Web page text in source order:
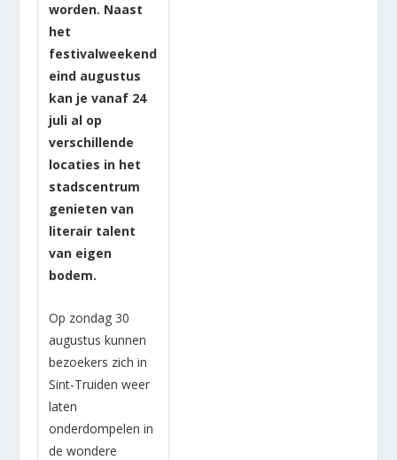
worden. Naast
het
festivalweekend
eind augustus
kan je vanaf 24
juli al op
verschillende
locaties in het
stadscentrum
genieten van
literair talent
van eigen
bodem.
Op zondag 30
augustus kunnen
bezoekers zich in
Sint-Truiden weer
laten
onderdompelen in
de wondere